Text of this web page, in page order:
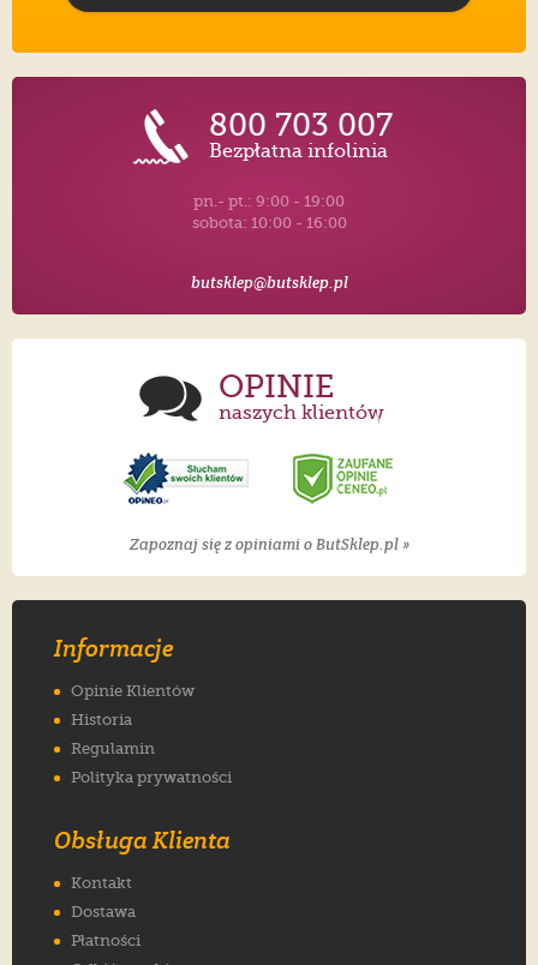
800 703 007
Bezpłatna infolinia
pn.- pt.: 9:00 - 19:00
sobota: 10:00 - 16:00
butsklep@butsklep.pl
OPINIE
naszych klientów
Zapoznaj się z opiniami o ButSklep.pl »
Informacje
Opinie Klientów
Historia
Regulamin
Polityka prywatności
Obsługa Klienta
Kontakt
Dostawa
Płatności